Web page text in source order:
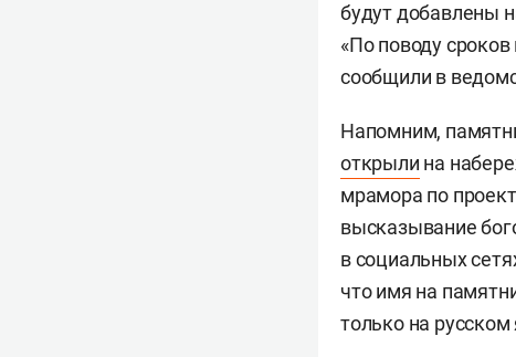
будут добавлены
«По поводу
сообщили в
Напомним,
открыли на
мрамора по
высказывание
в социальных
что имя на
только на